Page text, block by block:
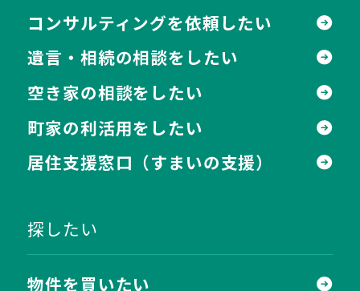
コンサルティングを依頼したい
遺言・相続の相談をしたい
空き家の相談をしたい
町家の利活用をしたい
居住支援窓口 （すまいの支援）
探したい
物件を買いたい